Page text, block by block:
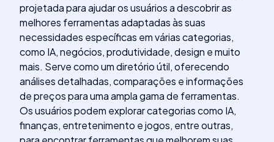
projetada para ajudar os usuários a descobrir as
melhores ferramentas adaptadas às suas
necessidades específicas em várias categorias,
como IA, negócios, produtividade, design e muito
mais. Serve como um diretório útil, oferecendo
análises detalhadas, comparações e informações
de preços para uma ampla gama de ferramentas.
Os usuários podem explorar categorias como IA,
finanças, entretenimento e jogos, entre outras,